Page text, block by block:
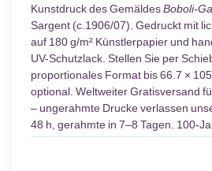
Kunstdruck des GemäldesBoboli-
Sargent (c.1906/07). Gedruckt mit
auf 180 g/m² Künstlerpapier und
UV-Schutzlack. Stellen Sie per
proportionales Format bis 66.7 ×
optional. Weltweiter Gratisversand
– ungerahmte Drucke verlassen
48 h, gerahmte in 7–8 Tagen. 100-